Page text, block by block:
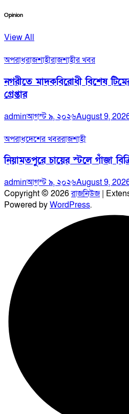
Opinion
View All
অপরাধরাজশাহীরাজশাহীর খবর
নগরীতে মাদকবিরোধী বিশেষ
গ্রেপ্তার
adminআগস্ট ৯, ২০২৬August 9,
অপরাধদেশের খবররাজশাহী
নিয়ামতপুরে চায়ের স্টলে গাঁজা
adminআগস্ট ৯, ২০২৬August 9,
Copyright © 2026রাজনিউজ|
Powered byWordPress.